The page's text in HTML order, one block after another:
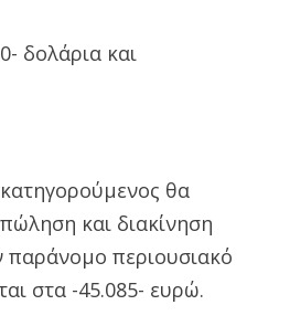
δολάρια και
κατηγορούμενος θα
και διακίνηση
περιουσιακό
στα -45.085- ευρώ.